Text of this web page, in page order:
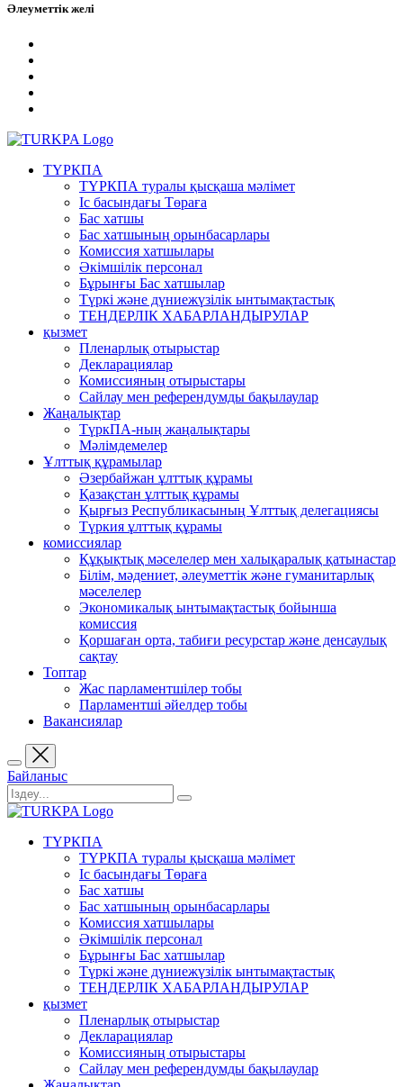
Әлеуметтік желі
ТҮРКПА
ТҮРКПА туралы қысқаша мәлімет
Iс басындағы Төраға
Бас хатшы
Бас хатшының орынбасарлары
Комиссия хатшылары
Әкімшілік персонал
Бұрынғы Бас хатшылар
Түркі және дүниежүзілік ынтымақтастық
ТЕНДЕРЛІК ХАБАРЛАНДЫРУЛАР
қызмет
Пленарлық отырыстар
Декларациялар
Комиссияның отырыстары
Сайлау мен референдумды бақылаулар
Жаңалықтар
ТүркПА-ның жаңалықтары
Мәлімдемелер
Ұлттық құрамылар
Әзербайжан ұлттық құрамы
Қазақстан ұлттық құрамы
Қырғыз Республикасының Ұлттық делегациясы
Түркия ұлттық құрамы
комиссиялар
Құқықтық мәселелер мен халықаралық қатынастар
Білім, мәдениет, әлеуметтік және гуманитарлық
мәселелер
Экономикалық ынтымақтастық бойынша
комиссия
Қоршаған орта, табиғи ресурстар және денсаулық
сақтау
Топтар
Жас парламентшілер тобы
Парламентші әйелдер тобы
Вакансиялар
Байланыс
ТҮРКПА
ТҮРКПА туралы қысқаша мәлімет
Iс басындағы Төраға
Бас хатшы
Бас хатшының орынбасарлары
Комиссия хатшылары
Әкімшілік персонал
Бұрынғы Бас хатшылар
Түркі және дүниежүзілік ынтымақтастық
ТЕНДЕРЛІК ХАБАРЛАНДЫРУЛАР
қызмет
Пленарлық отырыстар
Декларациялар
Комиссияның отырыстары
Сайлау мен референдумды бақылаулар